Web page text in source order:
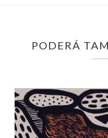
PODERÁ